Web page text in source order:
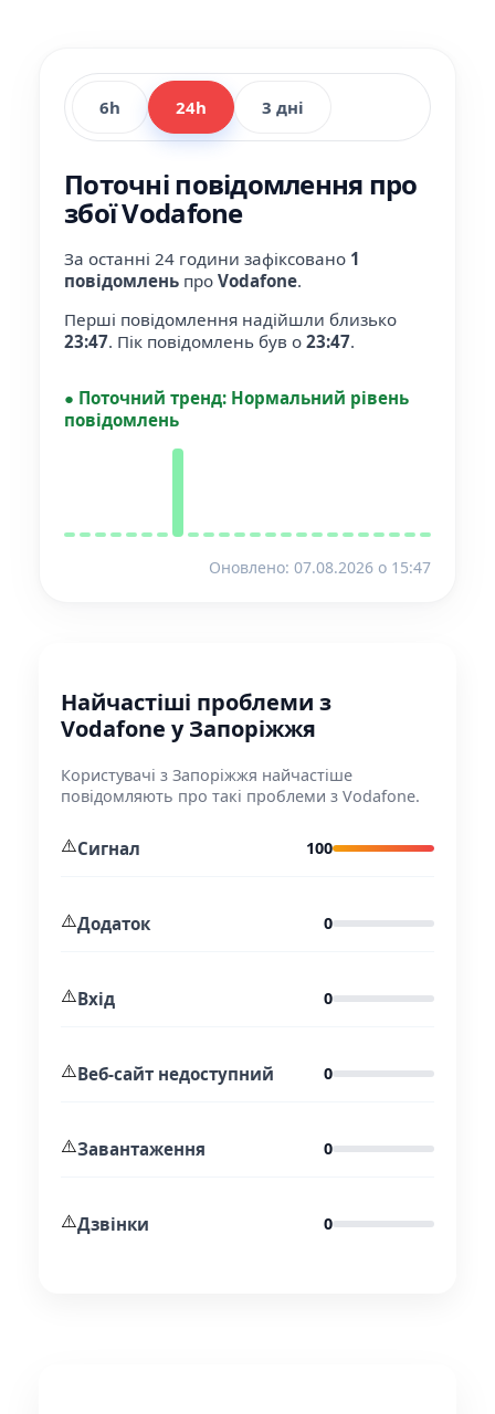
6h 24h 3 дні
Поточні повідомлення про
збої Vodafone
За останні 24 години зафіксовано 1
повідомлень про Vodafone.
Перші повідомлення надійшли близько
23:47. Пік повідомлень був о 23:47.
● Поточний тренд: Нормальний рівень
повідомлень
Оновлено: 07.08.2026 o 15:47
Найчастіші проблеми з
Vodafone у Запоріжжя
Користувачі з Запоріжжя найчастіше
повідомляють про такі проблеми з Vodafone.
⚠️Сигнал 100
⚠️Додаток 0
⚠️Вхід 0
⚠️Веб-сайт недоступний 0
⚠️Завантаження 0
⚠️Дзвінки 0